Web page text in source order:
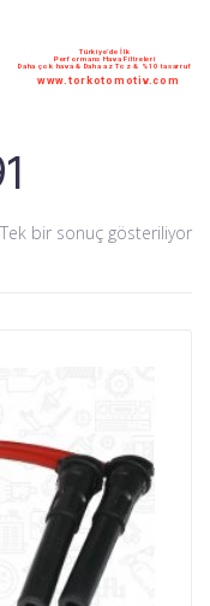
Türkiye'de İlk
Performans Hava Filtreleri
Daha çok hava & Daha az Toz & %10 tasarruf
www.torkotomotiv.com
Tek bir sonuç gösteriliyor